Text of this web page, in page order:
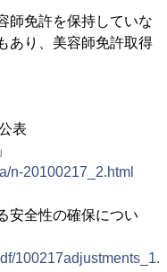
師免許を保持していな
あり、美容師免許取得
表
n-20100217_2.html
安全性の確保につい